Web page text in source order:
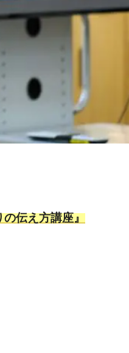
伝え方講座』